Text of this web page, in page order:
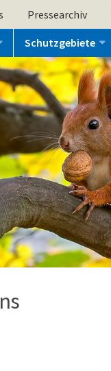
Pressearchiv
Schutzgebiete